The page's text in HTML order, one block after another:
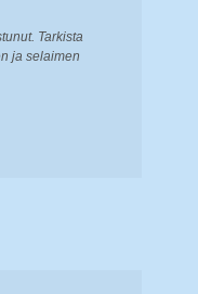
Tarkista
ja selaimen